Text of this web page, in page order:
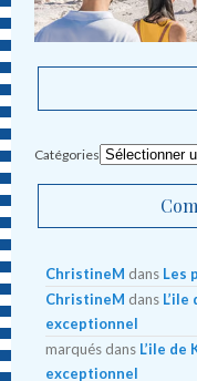
Catégories
ChristineM dans Les
ChristineM dans
exceptionnel
marqués dans L’ile
exceptionnel